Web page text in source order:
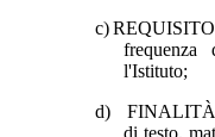
c)
frequenza
l'Istituto;
d)